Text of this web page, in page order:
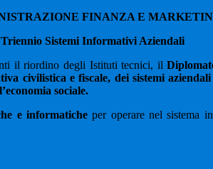
FINANZA E
Triennio Sistemi Informativi Aziendali
il riordino degli Istituti tecnici, il
civilistica e fiscale, dei sistemi aziendali
sociale.
e informatiche per operare nel sistema